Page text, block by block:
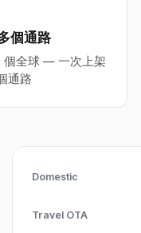
個通路
個全球 — 一次上架
通路
Domestic
Travel OTA